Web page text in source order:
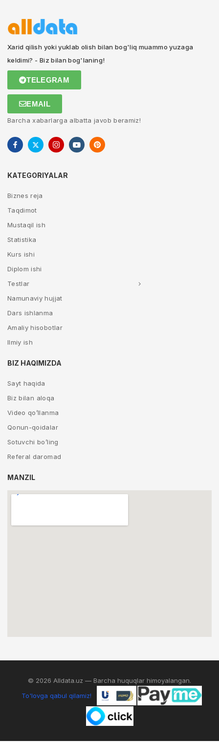
Xarid qilish yoki yuklab olish bilan bog'liq muammo yuzaga
keldimi? - Biz bilan bog'laning!
TELEGRAM
EMAIL
Barcha xabarlarga albatta javob beramiz!
KATEGORIYALAR
Biznes reja
Taqdimot
Mustaqil ish
Statistika
Kurs ishi
Diplom ishi
Testlar
Namunaviy hujjat
Dars ishlanma
Amaliy hisobotlar
Ilmiy ish
BIZ HAQIMIZDA
Sayt haqida
Biz bilan aloqa
Video qo’llanma
Qonun-qoidalar
Sotuvchi bo’ling
Referal daromad
MANZIL
© 2026 Alldata.uz — Barcha huquqlar himoyalangan.
To'lovga qabul qilamiz!